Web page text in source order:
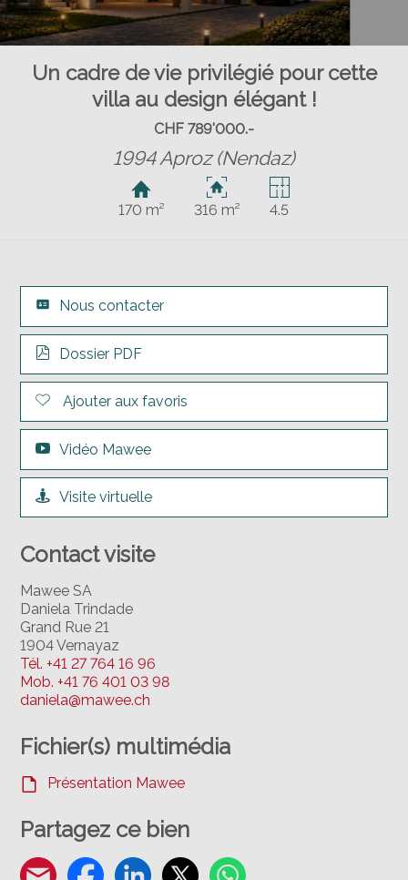
Un cadre de vie privilégié pour cette
villa au design élégant !
CHF 789'000.-
1994 Aproz (Nendaz)
170 m² 316 m² 4.5
Nous contacter
Dossier PDF
Ajouter aux favoris
Vidéo Mawee
Visite virtuelle
Contact visite
Mawee SA
Daniela Trindade
Grand Rue 21
1904 Vernayaz
Tél.+41 27 764 16 96
Mob.+41 76 401 03 98
daniela@mawee.ch
Fichier(s) multimédia
Présentation Mawee
Partagez ce bien